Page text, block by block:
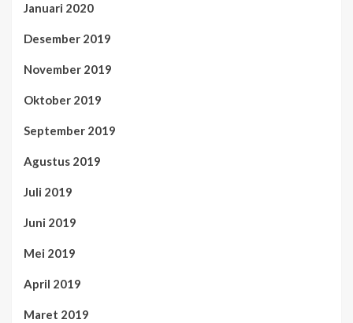
Januari 2020
Desember 2019
November 2019
Oktober 2019
September 2019
Agustus 2019
Juli 2019
Juni 2019
Mei 2019
April 2019
Maret 2019